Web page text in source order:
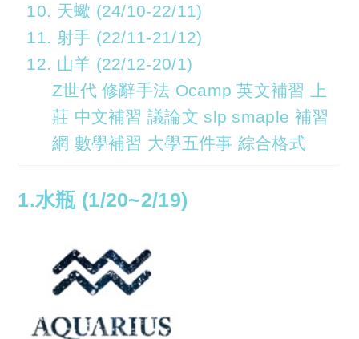
10. 天蠍 (24/10-22/11)
11. 射手 (22/11-21/12)
12. 山羊 (22/12-20/1)
Z世代 修辭手法 Ocamp 英文補習 上
莊 中文補習 議論文 slp smaple 補習
網 數學補習 大學五件事 綜合格式
1.水瓶 (1/20~2/19)